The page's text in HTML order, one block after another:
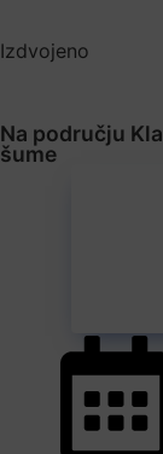
Izdvojeno
Na području
šume